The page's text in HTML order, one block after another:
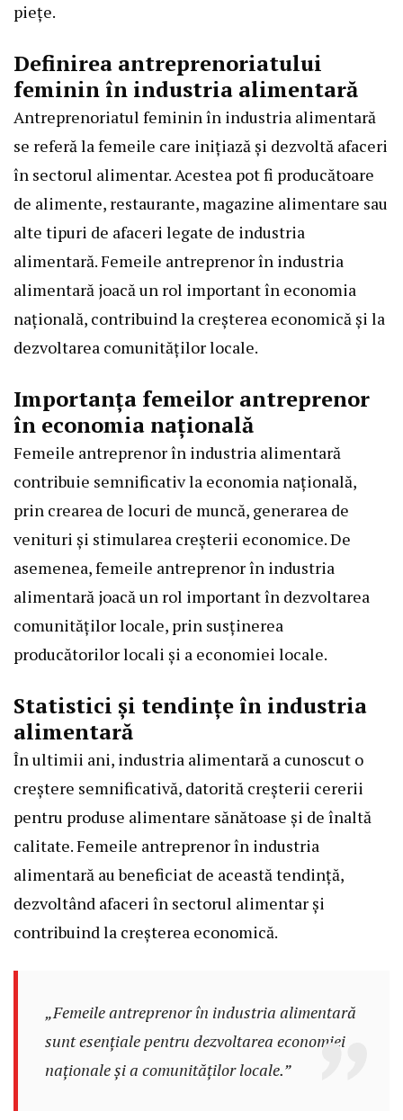
piețe.
Definirea antreprenoriatului
feminin în industria alimentară
Antreprenoriatul feminin în industria alimentară
se referă la femeile care inițiază și dezvoltă afaceri
în sectorul alimentar. Acestea pot fi producătoare
de alimente, restaurante, magazine alimentare sau
alte tipuri de afaceri legate de industria
alimentară. Femeile antreprenor în industria
alimentară joacă un rol important în economia
națională, contribuind la creșterea economică și la
dezvoltarea comunităților locale.
Importanța femeilor antreprenor
în economia națională
Femeile antreprenor în industria alimentară
contribuie semnificativ la economia națională,
prin crearea de locuri de muncă, generarea de
venituri și stimularea creșterii economice. De
asemenea, femeile antreprenor în industria
alimentară joacă un rol important în dezvoltarea
comunităților locale, prin susținerea
producătorilor locali și a economiei locale.
Statistici și tendințe în industria
alimentară
În ultimii ani, industria alimentară a cunoscut o
creștere semnificativă, datorită creșterii cererii
pentru produse alimentare sănătoase și de înaltă
calitate. Femeile antreprenor în industria
alimentară au beneficiat de această tendință,
dezvoltând afaceri în sectorul alimentar și
contribuind la creșterea economică.
„Femeile antreprenor în industria alimentară
sunt esențiale pentru dezvoltarea economiei
naționale și a comunităților locale.”